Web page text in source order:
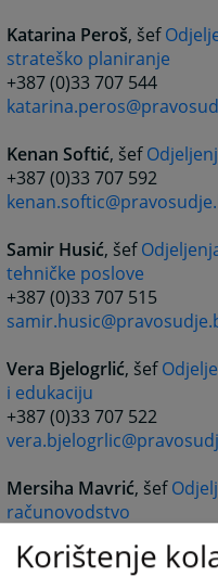
Katarina Peroš, šef
strateško planiranje
+387 (0)33 707 544
Kenan Softić, šef
+387 (0)33 707 592
Samir Husić, šef
tehničke poslove
+387 (0)33 707 515
Vera Bjelogrlić, šef
i edukaciju
+387 (0)33 707 522
Mersiha Mavrić, šef
računovodstvo
Korištenje